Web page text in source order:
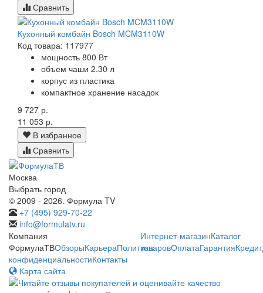
Сравнить
Кухонный комбайн Bosch MCM3110W
Код товара: 117977
мощность 800 Вт
объем чаши 2.30 л
корпус из пластика
компактное хранение насадок
9 727 р.
11 053 р.
В избранное
Сравнить
Москва
Выбрать город
© 2009 - 2026. Формула TV
+7 (495) 929-70-22
info@formulatv.ru
Компания
ФормулаТВОбзорыКарьераПолитика
конфиденциальностиКонтакты
Интернет-магазинКаталог
товаровОплатаГарантияКредит
Карта сайта